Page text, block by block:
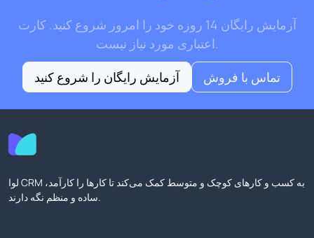
آزمایش رایگان 14 روزه خود را امروز شروع کنید. کارت
اعتباری مورد نیاز نیست.
آزمایش رایگان را شروع کنید
تماس با فروش
لوا CRM به کسب و کارهای کوچک و متوسط کمک می‌کند تا کارها را کارآمد،
ساده و منظم نگه دارند.